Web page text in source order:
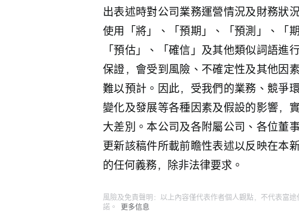
出表述時對公司業務運營情況及財務狀
使用「將」、「預期」、「預測」、「
「預估」、「確信」及其他類似詞語
保證，會受到風險、不確定性及其他因
難以預計。因此，受我們的業務、競爭
變化及發展等各種因素及假設的影響，
大差別。本公司及各附屬公司、各位董
更新該稿件所載前瞻性表述以反映在本
的任何義務，除非法律要求。
風險及免責聲明：以上內容僅代表作者個人觀點，不代表富
諾。
更多信息